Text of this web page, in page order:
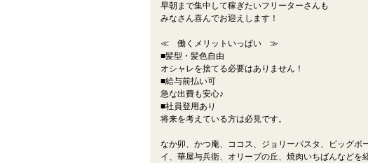
早朝まで集中して稼ぎたいフリーターさんも
みなさん喜んでお迎えします！
≪ 働くメリットいっぱい ≫
■髪型・髪色自由
オシャレを捨てる必要はありません！
■給与前払い可
急な出費も安心♪
■社員登用あり
将来を考えている方は必見です。
なか卯、かつ庵、ココス、ジョリーパスタ、ビッグボ
イ、華屋与兵衛、オリーブの丘、焼肉いちばんなどを